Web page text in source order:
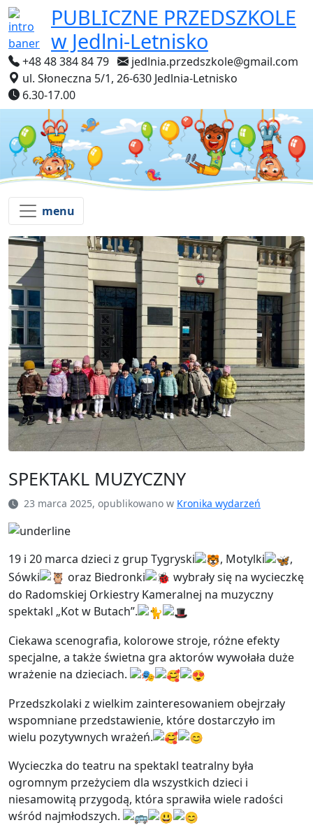
PUBLICZNE PRZEDSZKOLE
w Jedlni-Letnisko
+48 48 384 84 79
jedlnia.przedszkole@gmail.com
ul. Słoneczna 5/1, 26-630 Jedlnia-Letnisko
6.30-17.00
menu
SPEKTAKL MUZYCZNY
23 marca 2025, opublikowano w Kronika wydarzeń
19 i 20 marca dzieci z grup Tygryski , Motylki
,
Sówki
oraz Biedronki
wybrały się na wycieczkę
do Radomskiej Orkiestry Kameralnej na muzyczny
spektakl „Kot w Butach”.
Ciekawa scenografia, kolorowe stroje, różne efekty
specjalne, a także świetna gra aktorów wywołała duże
wrażenie na dzieciach.
Przedszkolaki z wielkim zainteresowaniem obejrzały
wspomniane przedstawienie, które dostarczyło im
wielu pozytywnych wrażeń.
Wycieczka do teatru na spektakl teatralny była
ogromnym przeżyciem dla wszystkich dzieci i
niesamowitą przygodą, która sprawiła wiele radości
wśród najmłodszych.